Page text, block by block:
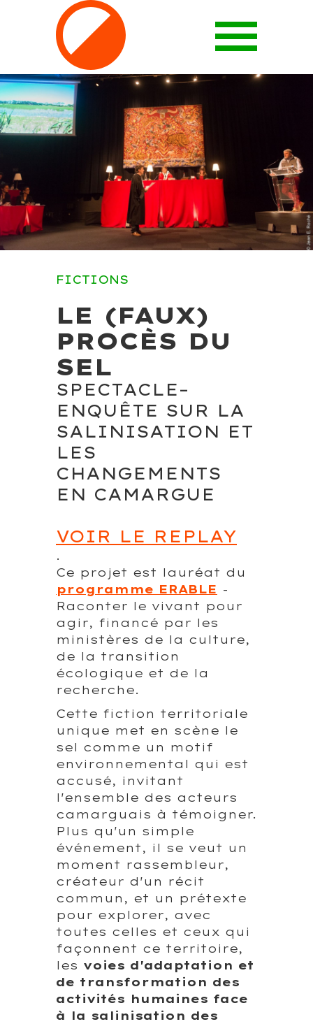
FICTIONS
LE (FAUX)
PROCÈS DU
SEL
SPECTACLE–
ENQUÊTE SUR LA
SALINISATION ET
LES
CHANGEMENTS
EN CAMARGUE
VOIR LE REPLAY
.
Ce projet est lauréat du
programme ERABLE -
Raconter le vivant pour
agir, financé par les
ministères de la culture,
de la transition
écologique et de la
recherche.
Cette fiction territoriale
unique met en scène le
sel comme un motif
environnemental qui est
accusé, invitant
l'ensemble des acteurs
camarguais à témoigner.
Plus qu'un simple
événement, il se veut un
moment rassembleur,
créateur d'un récit
commun, et un prétexte
pour explorer, avec
toutes celles et ceux qui
façonnent ce territoire,
les voies d'adaptation et
de transformation des
activités humaines face
à la salinisation des